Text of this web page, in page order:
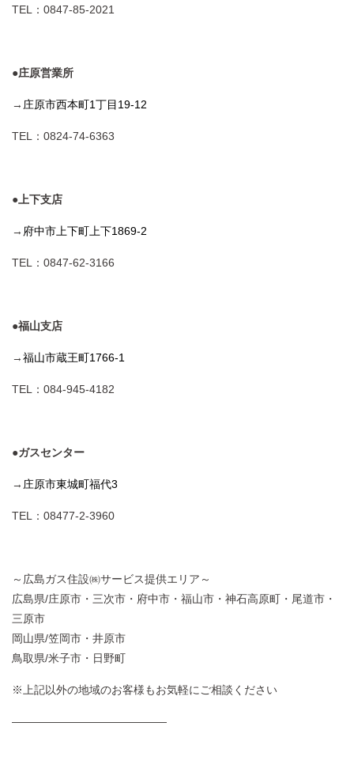
TEL：0847-85-2021
●庄原営業所
→ 庄原市西本町1丁目19-12
TEL：0824-74-6363
●上下支店
→ 府中市上下町上下1869-2
TEL：0847-62-3166
●福山支店
→福山市蔵王町1766-1
TEL：084-945-4182
●ガスセンター
→ 庄原市東城町福代3
TEL：08477-2-3960
～広島ガス住設㈱サービス提供エリア～
広島県/庄原市・三次市・府中市・福山市・神石高原町・尾道市・
三原市
岡山県/笠岡市・井原市
鳥取県/米子市・日野町
※上記以外の地域のお客様もお気軽にご相談ください
——————————————